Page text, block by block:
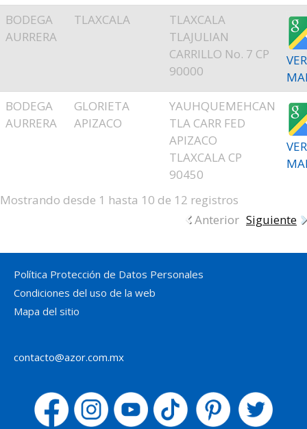
BODEGA
AURRERA
TLAXCALA
TLAXCALA
TLAJULIAN
CARRILLO No. 7 CP
90000
VER
BODEGA
AURRERA
GLORIETA
APIZACO
YAUHQUEMEHCAN
TLA CARR FED
APIZACO
TLAXCALA CP
90450
VER
Mostrando desde 1 hasta 10 de 12 registros
Anterior Siguiente
Política Protección de Datos Personales
Condiciones del uso de la web
Mapa del sitio
contacto@azor.com.mx